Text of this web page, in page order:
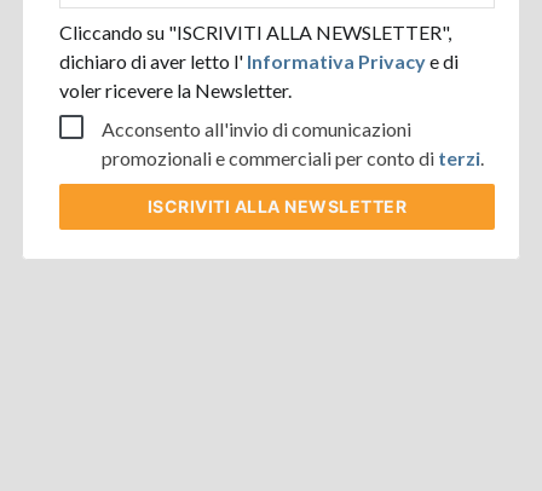
Cliccando su "ISCRIVITI ALLA NEWSLETTER",
dichiaro di aver letto l' Informativa Privacye di
voler ricevere la Newsletter.
Acconsento all'invio di comunicazioni
promozionali e commerciali per conto di terzi.
ISCRIVITI ALLA NEWSLETTER